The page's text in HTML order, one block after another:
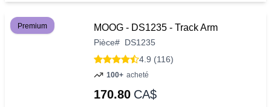
Premium MOOG - DS1235 - Track Arm
Pièce# DS1235
4.9 (116)
100+ acheté
170.80 CA$